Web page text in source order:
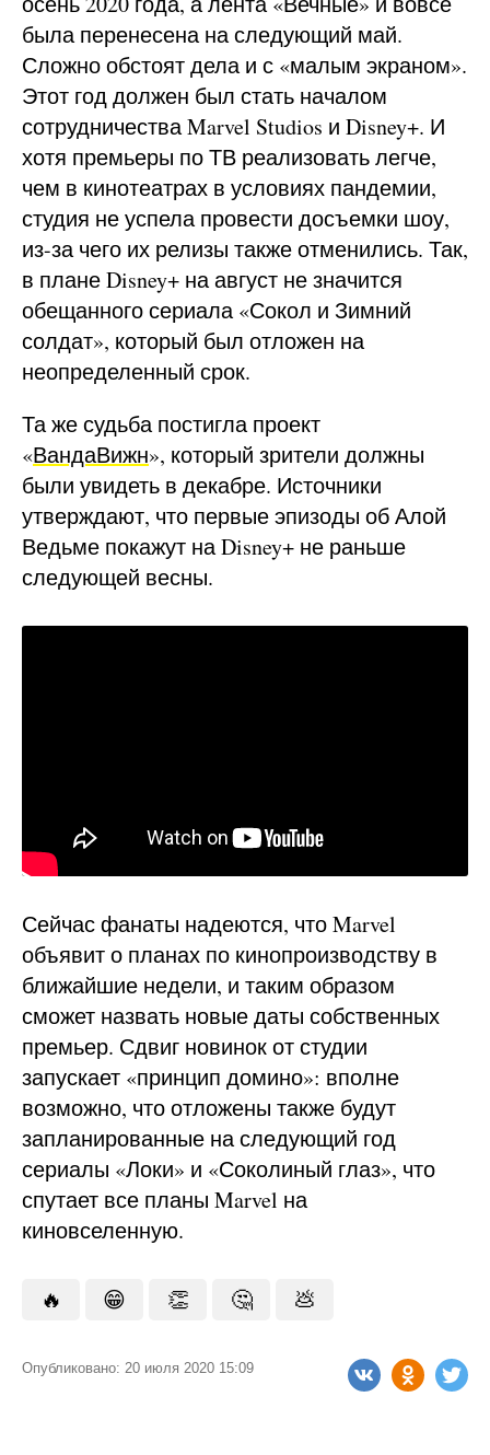
была перенесена на следующий май.
Сложно обстоят дела и с «малым экраном».
Этот год должен был стать началом
сотрудничества Marvel Studios и Disney+. И
хотя премьеры по ТВ реализовать легче,
чем в кинотеатрах в условиях пандемии,
студия не успела провести досъемки шоу,
из-за чего их релизы также отменились. Так,
в плане Disney+ на август не значится
обещанного сериала «Сокол и Зимний
солдат», который был отложен на
неопределенный срок.
Та же судьба постигла проект
«ВандаВижн», который зрители должны
были увидеть в декабре. Источники
утверждают, что первые эпизоды об Алой
Ведьме покажут на Disney+ не раньше
следующей весны.
Сейчас фанаты надеются, что Marvel
объявит о планах по кинопроизводству в
ближайшие недели, и таким образом
сможет назвать новые даты собственных
премьер. Сдвиг новинок от студии
запускает «принцип домино»: вполне
возможно, что отложены также будут
запланированные на следующий год
сериалы «Локи» и «Соколиный глаз», что
спутает все планы Marvel на
киновселенную.
🔥 😁 👏 🤔 💩
Опубликовано: 20 июля 2020 15:09